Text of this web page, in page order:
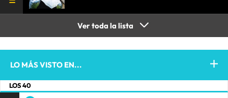
Ver toda la lista
LO MÁS VISTO EN...
LOS 40